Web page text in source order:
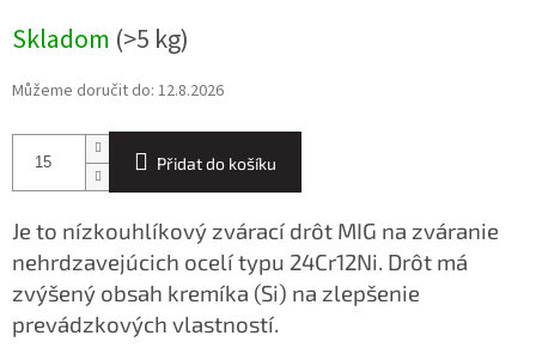
cena:
Skladom (>5 kg)
Můžeme doručit do: 12.8.2026
Přidat do košíku
Je to nízkouhlíkový zvárací drôt MIG na zváranie
nehrdzavejúcich ocelí typu 24Cr12Ni. Drôt má
zvýšený obsah kremíka (Si) na zlepšenie
prevádzkových vlastností.